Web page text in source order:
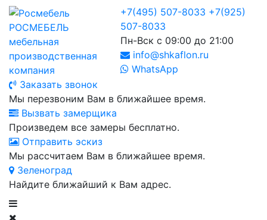
РОСМЕБЕЛЬ
мебельная
производственная
компания
+7(495) 507-8033 +7(925)
507-8033
Пн-Вск с 09:00 до 21:00
info@shkaflon.ru
WhatsApp
Заказать звонок
Мы перезвоним Вам в ближайшее время.
Вызвать замерщика
Произведем все замеры бесплатно.
Отправить эскиз
Мы рассчитаем Вам в ближайшее время.
Зеленоград
Найдите ближайший к Вам адрес.